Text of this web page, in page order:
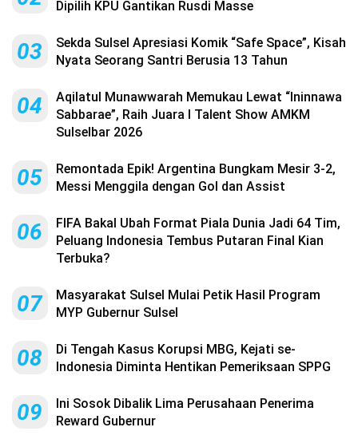
Dipilih KPU Gantikan Rusdi Masse
03
Sekda Sulsel Apresiasi Komik “Safe Space”, Kisah
Nyata Seorang Santri Berusia 13 Tahun
04
Aqilatul Munawwarah Memukau Lewat “Ininnawa
Sabbarae”, Raih Juara I Talent Show AMKM
Sulselbar 2026
05
Remontada Epik! Argentina Bungkam Mesir 3-2,
Messi Menggila dengan Gol dan Assist
06
FIFA Bakal Ubah Format Piala Dunia Jadi 64 Tim,
Peluang Indonesia Tembus Putaran Final Kian
Terbuka?
07
Masyarakat Sulsel Mulai Petik Hasil Program
MYP Gubernur Sulsel
08
Di Tengah Kasus Korupsi MBG, Kejati se-
Indonesia Diminta Hentikan Pemeriksaan SPPG
09
Ini Sosok Dibalik Lima Perusahaan Penerima
Reward Gubernur